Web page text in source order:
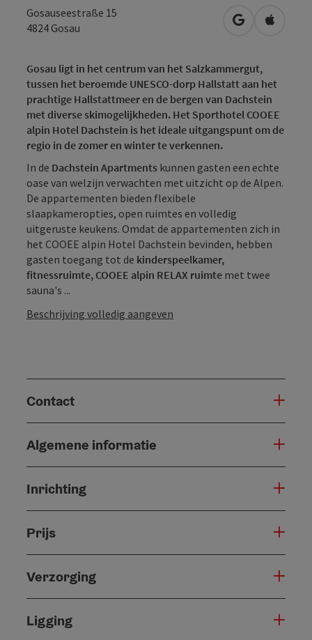
Gosauseestraße 15
4824 Gosau Openen in
Gosau ligt in het centrum van het Salzkammergut,
tussen het beroemde UNESCO-dorp Hallstatt aan het
prachtige Hallstattmeer en de bergen van Dachstein
met diverse skimogelijkheden. Het Sporthotel COOEE
alpin Hotel Dachstein is het ideale uitgangspunt om de
regio in de zomer en winter te verkennen.
In de Dachstein Apartments kunnen gasten een echte
oase van welzijn verwachten met uitzicht op de Alpen.
De appartementen bieden flexibele
slaapkameropties, open ruimtes en volledig
uitgeruste keukens. Omdat de appartementen zich in
het COOEE alpin Hotel Dachstein bevinden, hebben
gasten toegang tot de kinderspeelkamer,
fitnessruimte, COOEE alpin RELAX ruimte met twee
sauna's ...
Beschrijving volledig aangeven
Contact
Algemene informatie
Inrichting
Prijs
Verzorging
Ligging